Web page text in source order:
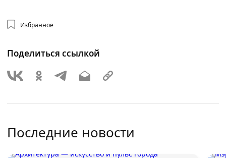
Избранное
Поделиться ссылкой
Последние новости